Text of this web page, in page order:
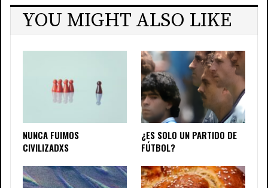
YOU MIGHT ALSO LIKE
NUNCA FUIMOS
CIVILIZADXS
¿ES SOLO UN PARTIDO DE
FÚTBOL?